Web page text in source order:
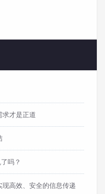
求才是正道
吗？
高效、安全的信息传递